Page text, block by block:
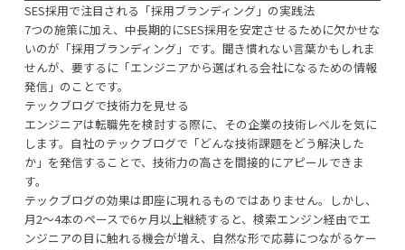
SES採用で注目される「採用ブランディング」の実践法
7つの施策に加え、中長期的にSES採用を安定させるために欠かせな
いのが「採用ブランディング」です。聞き慣れない言葉かもしれま
せんが、要するに「エンジニアから選ばれる会社になるための情報
発信」のことです。
テックブログで技術力を見せる
エンジニアは転職先を検討する際に、その企業の技術レベルを気に
します。自社のテックブログで「どんな技術課題をどう解決した
か」を発信することで、技術力の高さを間接的にアピールできま
す。
テックブログの効果は即座に現れるものではありません。しかし、
月2〜4本のペースで6ヶ月以上継続すると、検索エンジン経由でエ
ンジニアの目に触れる機会が増え、自然な形で応募につながるケー